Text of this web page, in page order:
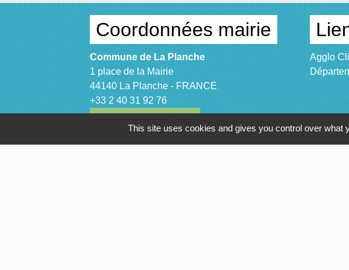
Coordonnées mairie
Commune de La Planche
1 place de la Mairie
44140 La Planche - FRANCE
+33 2 40 31 92 76
Agglo
This site uses cookies and gives you control over what